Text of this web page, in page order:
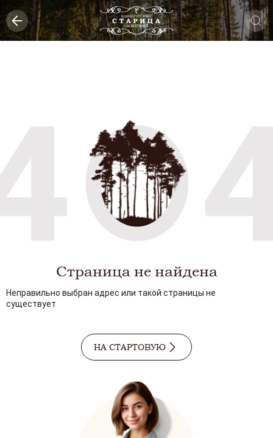
Страница не найдена
Неправильно выбран адрес или такой страницы не
существует
НА СТАРТОВУЮ